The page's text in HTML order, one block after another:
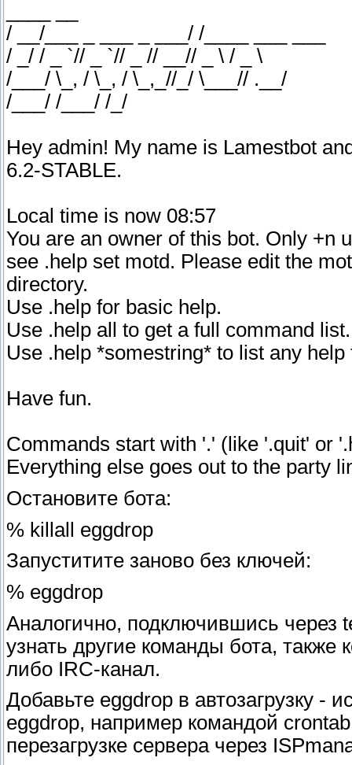
/ __/___ _ ___ _ ___/ /____ ___ ___
/ _/ / _ `// _ `// _ // __// _ \ / _ \
/___/ \_, / \_, / \_,_//_/ \___// .__/
/___/ /___/ /_/
Hey admin! My name is Lamestbot
6.2-STABLE.
Local time is now 08:57
You are an owner of this bot. Only +n
see .help set motd. Please edit the
directory.
Use .help for basic help.
Use .help all to get a full command list.
Use .help *somestring* to list any
Have fun.
Commands start with '.' (like '.quit' or
Everything else goes out to the party
Остановите бота:
% killall eggdrop
Запуститите заново без ключей:
% eggdrop
Аналогично, подключившись через
узнать другие команды бота, также
либо IRC-канал.
Добавьте eggdrop в автозагрузку -
eggdrop, например командой
перезагрузке сервера через